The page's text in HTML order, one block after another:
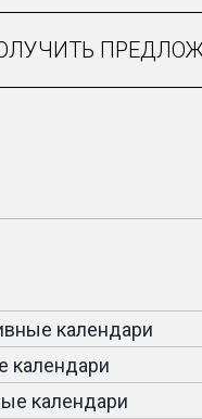
календари
календари
календари